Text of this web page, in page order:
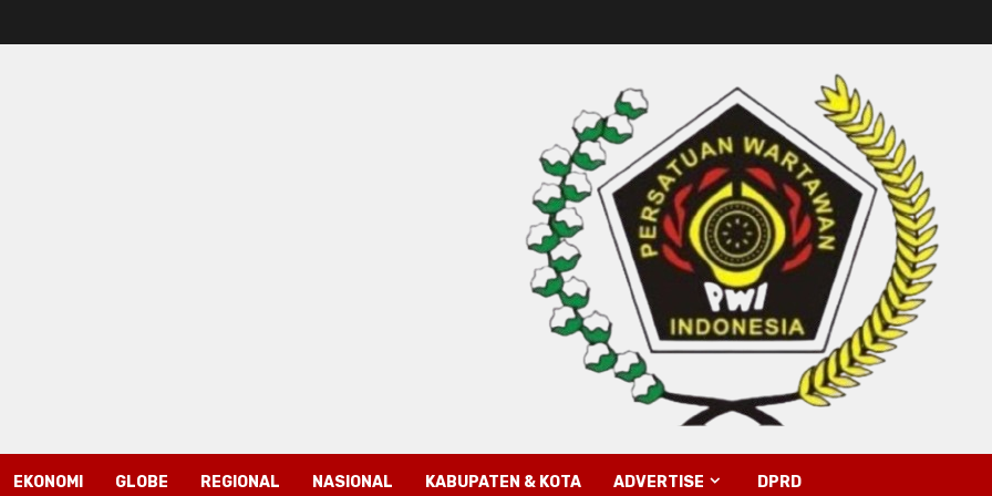
EKONOMI GLOBE REGIONAL NASIONAL KABUPATEN & KOTA ADVERTISE DPRD